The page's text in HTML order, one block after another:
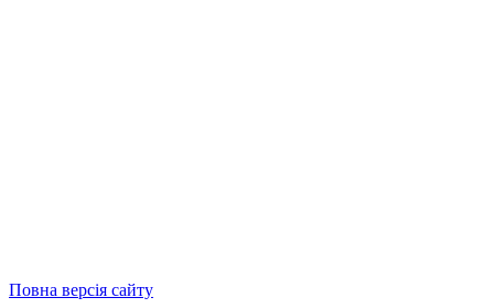
Повна версія сайту